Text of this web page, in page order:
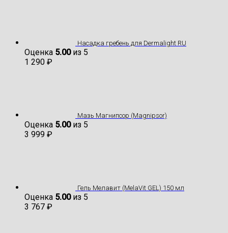
Насадка гребень для Dermalight RU
Оценка 5.00из 5
1 290 ₽
Мазь Магнипсор (Magnipsor)
Оценка 5.00из 5
3 999 ₽
Гель Мелавит (MelaVit GEL) 150 мл
Оценка 5.00из 5
3 767 ₽